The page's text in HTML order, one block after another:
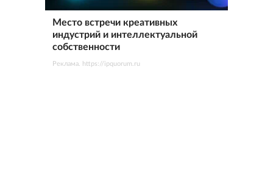
Место встречи креативных
индустрий и интеллектуальной
собственности
Реклама. https://ipquorum.ru